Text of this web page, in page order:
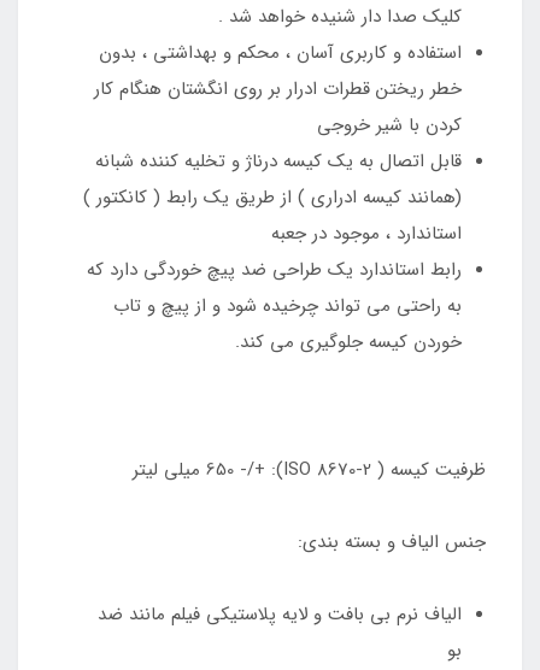
کلیک صدا دار شنیده خواهد شد .
استفاده و کاربری آسان ، محکم و بهداشتی ، بدون
خطر ریختن قطرات ادرار بر روی انگشتان هنگام کار
کردن با شیر خروجی
قابل اتصال به یک کیسه درناژ و تخلیه کننده شبانه
(همانند کیسه ادراری ) از طریق یک رابط ( کانکتور )
استاندارد ، موجود در جعبه
رابط استاندارد یک طراحی ضد پیچ خوردگی دارد که
به راحتی می تواند چرخیده شود و از پیچ و تاب
خوردن کیسه جلوگیری می کند.
ظرفیت کیسه ( ISO 8670-2): +/- 650 میلی لیتر
جنس الیاف و بسته بندی:
الیاف نرم بی بافت و لایه پلاستیکی فیلم مانند ضد
بو